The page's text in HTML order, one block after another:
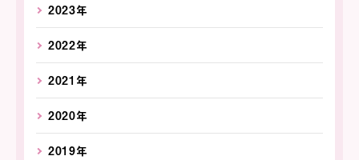
2023年
2022年
2021年
2020年
2019年